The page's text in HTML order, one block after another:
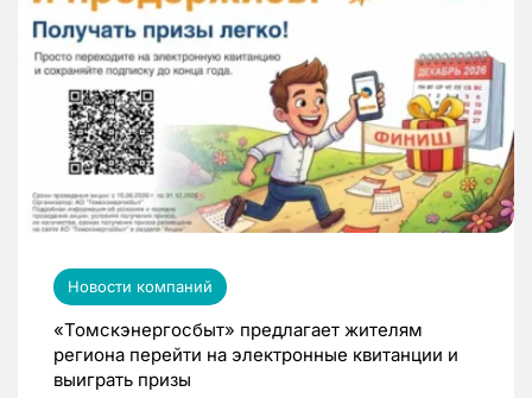
Новости компаний
«Томскэнергосбыт» предлагает жителям
региона перейти на электронные квитанции и
выиграть призы